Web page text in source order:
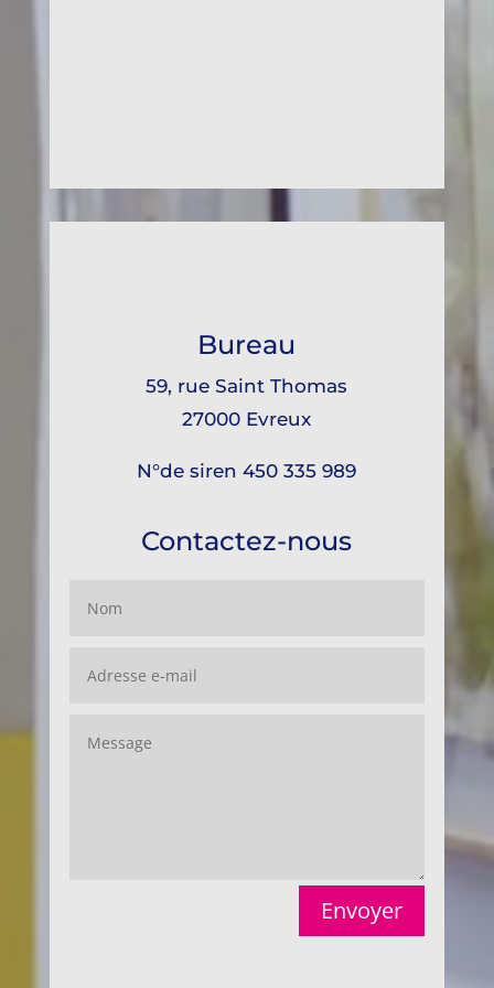
Bureau
59, rue Saint Thomas
27000 Evreux
N°de siren 450 335 989
Contactez-nous
Envoyer